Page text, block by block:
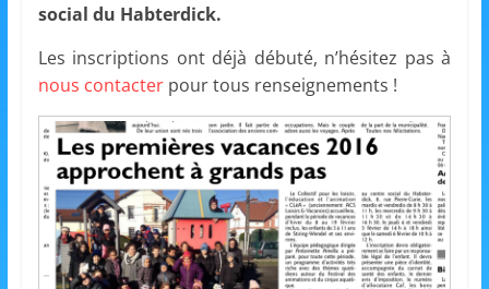
–
Stiring-
Wendel
L
social du Habterdick.
Les inscriptions ont déjà débuté, n’hésitez pas à
nous contacterpour tous renseignements !